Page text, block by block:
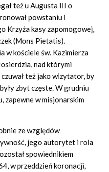
też u Augusta III o
powstaniu i
Krzyża kasy zapomogowej,
(Mons Pietatis).
w kościele św. Kazimierza
nad którymi
też jako wizytator, by
zbyt częste. W grudniu
zapewne w misjonarskim
ze względów
jego autorytet i rola
spowiednikiem
w przeddzień koronacji,